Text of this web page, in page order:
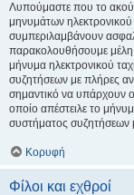
Λυπούμαστε που το
μηνυμάτων
συμπεριλαμβάνουν
παρακολουθήσουμε μέλη
μήνυμα ηλεκτρονικού
συζητήσεων με πλήρες
σημαντικό να υπάρχουν
οποίο απέστειλε το
συστήματος συζητήσεων
Κορυφή
Φίλοι και εχθροί